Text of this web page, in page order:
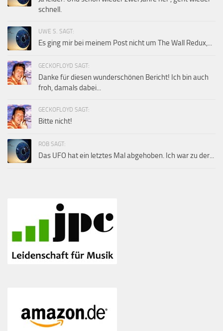
schnell.
UWE S. SAGT:
Es ging mir bei meinem Post nicht um The Wall Redux,...
GECKOFLOYD SAGT:
Danke für diesen wunderschönen Bericht! Ich bin auch
froh, damals dabei...
GECKOFLOYD SAGT:
Bitte nicht!
ROB SAGT:
Das UFO hat ein letztes Mal abgehoben. Ich war zu der...